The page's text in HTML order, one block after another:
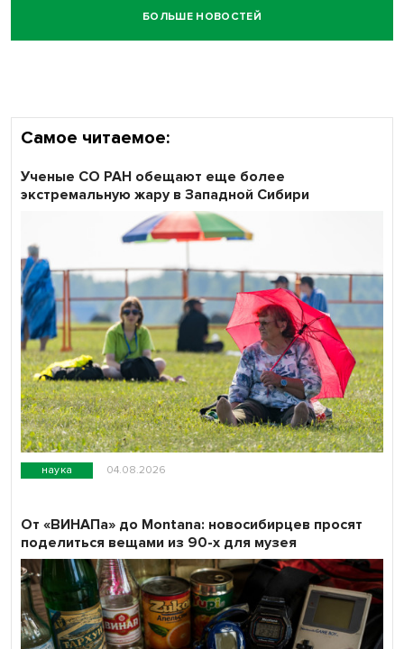
БОЛЬШЕ НОВОСТЕЙ
Самое читаемое:
наука 04.08.2026
Ученые СО РАН обещают еще более
экстремальную жару в Западной Сибири
От «ВИНАПа» до Montana: новосибирцев просят
поделиться вещами из 90-х для музея